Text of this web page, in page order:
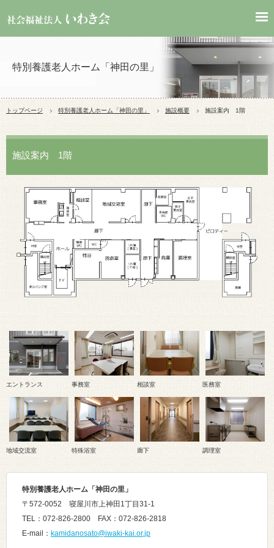
特別養護老人ホーム「神田の里」
トップページ 特別養護老人ホーム「神田の里 」 施設概要 施設案内 1階
施設案内 1階
エントランス 事務室 相談室 医務室
地域交流室 特殊浴室 廊下 調理室
特別養護老人ホーム「神田の里」
〒572-0052 寝屋川市上神田1丁目31-1
TEL：072-826-2800 FAX：072-826-2818
E-mail： kamidanosato@iwaki-kai.or.jp